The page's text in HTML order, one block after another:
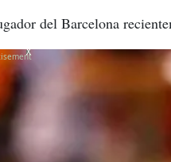
del Barcelona
X
X